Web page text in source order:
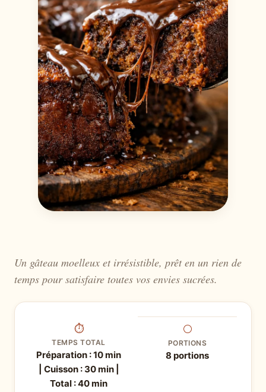
Un gâteau moelleux et irrésistible, prêt en un rien de
temps pour satisfaire toutes vos envies sucrées.
⏱
TEMPS TOTAL
Préparation : 10 min
| Cuisson : 30 min |
Total : 40 min
⚪
PORTIONS
8 portions